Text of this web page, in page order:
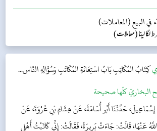
في البيع (المعاملات)
لگا لینا (معاملات)
کِتَابُ المُكَاتِبِبَابُ اسْتِعَانَةِ المُكَاتَبِ وَسُؤَالِهِ النَّاس...
كلّها صحيحة
حَدَّثَنَا أَبُو أُسَامَةَ، عَنْ هِشَامِ بْنِ عُرْوَةَ، عَنْ
عَنْهَا، قَالَتْ: جَاءَتْ بَرِيرَةُ، فَقَالَتْ: إِنِّي كَاتَبْتُ أَهْلِي